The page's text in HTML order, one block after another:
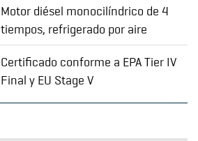
Motor diésel monocilíndrico de 4
tiempos, refrigerado por aire
Certificado conforme a EPA Tier IV
Final y EU Stage V